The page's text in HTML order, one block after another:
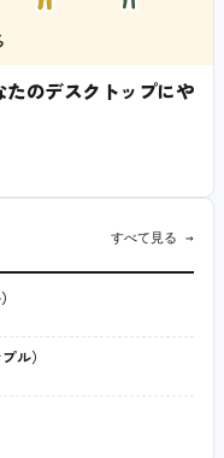
のデスクトップにや
すべて見る →
ル）